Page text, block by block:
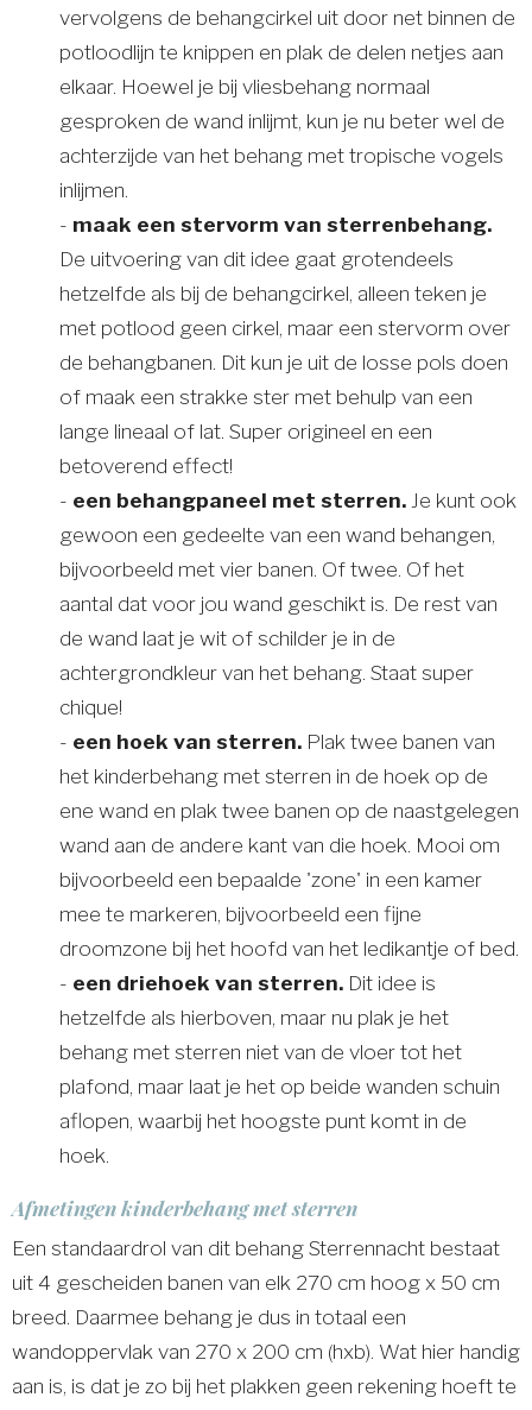
vervolgens de behangcirkel uit door net binnen de
potloodlijn te knippen en plak de delen netjes aan
elkaar. Hoewel je bij vliesbehang normaal
gesproken de wand inlijmt, kun je nu beter wel de
achterzijde van het behang met tropische vogels
inlijmen.
- maak een stervorm van sterrenbehang.
De uitvoering van dit idee gaat grotendeels
hetzelfde als bij de behangcirkel, alleen teken je
met potlood geen cirkel, maar een stervorm over
de behangbanen. Dit kun je uit de losse pols doen
of maak een strakke ster met behulp van een
lange lineaal of lat. Super origineel en een
betoverend effect!
- een behangpaneel met sterren.Je kunt ook
gewoon een gedeelte van een wand behangen,
bijvoorbeeld met vier banen. Of twee. Of het
aantal dat voor jou wand geschikt is. De rest van
de wand laat je wit of schilder je in de
achtergrondkleur van het behang. Staat super
chique!
- een hoek van sterren. Plak twee banen van
het kinderbehang met sterren in de hoek op de
ene wand en plak twee banen op de naastgelegen
wand aan de andere kant van die hoek. Mooi om
bijvoorbeeld een bepaalde 'zone' in een kamer
mee te markeren, bijvoorbeeld een fijne
droomzone bij het hoofd van het ledikantje of bed.
- een driehoek van sterren. Dit idee is
hetzelfde als hierboven, maar nu plak je het
behang met sterren niet van de vloer tot het
plafond, maar laat je het op beide wanden schuin
aflopen, waarbij het hoogste punt komt in de
hoek.
Afmetingen kinderbehang met sterren
Een standaardrol van dit behang Sterrennacht bestaat
uit 4 gescheiden banen van elk 270 cm hoog x 50 cm
breed. Daarmee behang je dus in totaal een
wandoppervlak van 270 x 200 cm (hxb). Wat hier handig
aan is, is dat je zo bij het plakken geen rekening hoeft te